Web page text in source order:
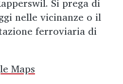
Si prega di
nelle vicinanze o il
ferroviaria di
Maps